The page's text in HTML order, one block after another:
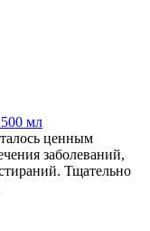
мл
ценным
заболеваний,
Тщательно